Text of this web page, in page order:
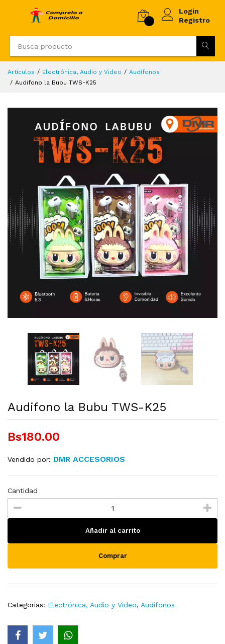
Login
Registro
Artículos Electrónica, Audio y Video
Audífonos
Audifono la Bubu TWS-K25
Audifono la Bubu TWS-K25
Bs180.00
Vendido por: DMR ACCESORIOS
Cantidad
Añadir al carrito
Comprar
Categorias: Electrónica, Audio y Video, Audífonos